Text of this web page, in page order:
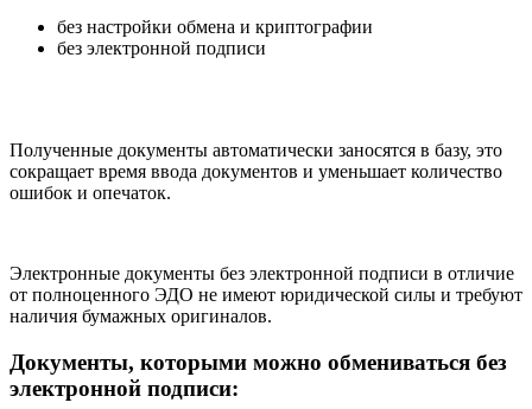
без настройки обмена и криптографии
без электронной подписи
Полученные документы автоматически заносятся в базу, это
сокращает время ввода документов и уменьшает количество
ошибок и опечаток.
Электронные документы без электронной подписи в отличие
от полноценного ЭДО не имеют юридической силы и требуют
наличия бумажных оригиналов.
Документы, которыми можно обмениваться без
электронной подписи: